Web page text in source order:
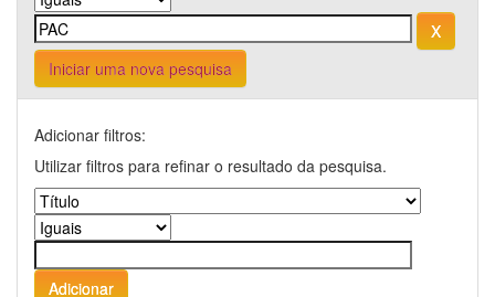
Iniciar uma nova pesquisa
Adicionar filtros:
Utilizar filtros para refinar o resultado da pesquisa.